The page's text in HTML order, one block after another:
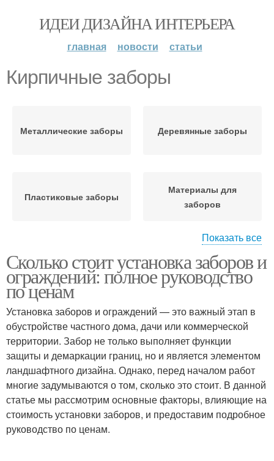
ИДЕИ ДИЗАЙНА ИНТЕРЬЕРА
главная новости статьи
Кирпичные заборы
Металлические заборы Деревянные заборы
Пластиковые заборы
Материалы для
заборов
Забор без ущерба Забор на участок
Железные заборы
Забор из
металлического
евроштакетника
Забор из профнастила
Забор из
евроштакетника
Показать все
Сколько стоит установка заборов и
ограждений: полное руководство
по ценам
Установка заборов и ограждений — это важный этап в
обустройстве частного дома, дачи или коммерческой
территории. Забор не только выполняет функции
защиты и демаркации границ, но и является элементом
ландшафтного дизайна. Однако, перед началом работ
многие задумываются о том, сколько это стоит. В данной
статье мы рассмотрим основные факторы, влияющие на
стоимость установки заборов, и предоставим подробное
руководство по ценам.